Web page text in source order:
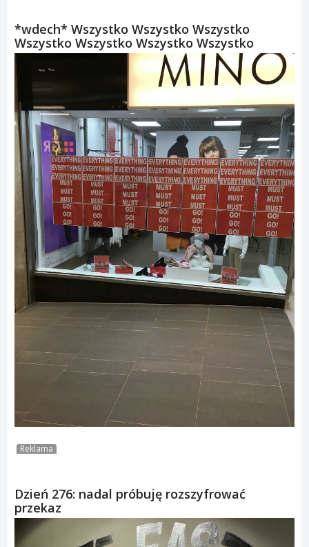
*wdech* Wszystko Wszystko Wszystko
Wszystko Wszystko Wszystko Wszystko
Reklama
Dzień 276: nadal próbuję rozszyfrować
przekaz